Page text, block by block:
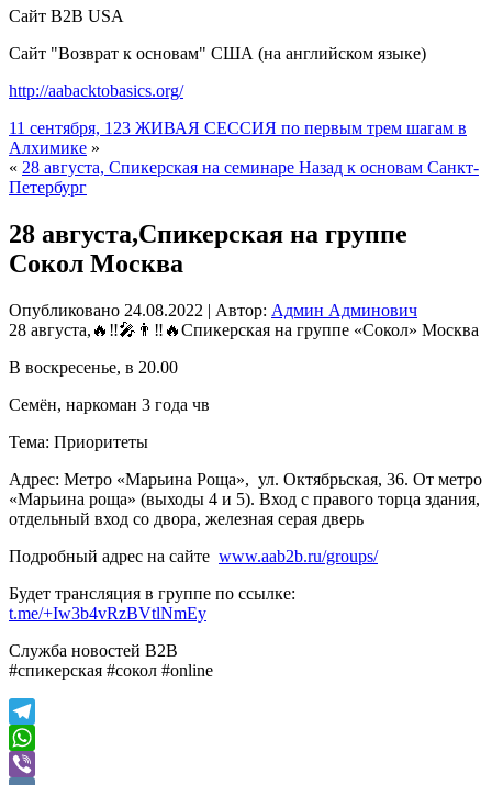
Сайт B2B USA
Сайт "Возврат к основам" США (на английском языке)
http://aabacktobasics.org/
11 сентября, 123 ЖИВАЯ СЕССИЯ по первым трем шагам в
Алхимике »
« 28 августа, Спикерская на семинаре Назад к основам Санкт-
Петербург
28 августа,Спикерская на группе
Сокол Москва
Опубликовано 24.08.2022 | Автор: Админ Админович
28 августа,🔥‼️🎤👨‼️🔥Спикерская на группе «Сокол» Москва
В воскресенье, в 20.00
Семён, наркоман 3 года чв
Тема: Приоритеты
Адрес: Метро «Марьина Роща», ул. Октябрьская, 36. От метро
«Марьина роща» (выходы 4 и 5). Вход с правого торца здания,
отдельный вход со двора, железная серая дверь
Подробный адрес на сайте www.aab2b.ru/groups/
Будет трансляция в группе по ссылке:
t.me/+Iw3b4vRzBVtlNmEy
Служба новостей В2В
#спикерская #сокол #online
Telegram
WhatsApp